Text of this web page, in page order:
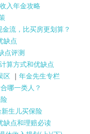
入年金攻略
流，比买房更划算？
缺点
点评测
算方式和优缺点
区｜ 年金先生专栏
哪一类人？
生儿买保险
缺点和理赔必读